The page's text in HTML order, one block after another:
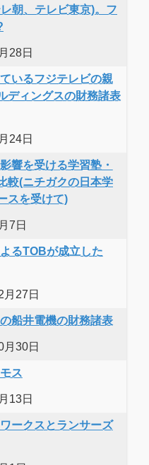
朝、テレビ東京)。フ
28日
いるフジテレビの親
ディングスの財務諸表
24日
響を受ける学習塾・
較(ニチガクの日本学
スを受けて)
7日
るTOBが成立した
月27日
船井電機の財務諸表
月30日
ス
13日
ークスとランサーズ